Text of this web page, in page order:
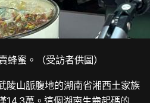
蜂蜜。（受訪者供圖）
陵山脈腹地的湖南省湘西土家族
14.3萬。這個湖南生齒起碼的